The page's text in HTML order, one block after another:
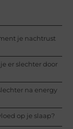
je nachtrust
er slechter door
na energy
op je slaap?